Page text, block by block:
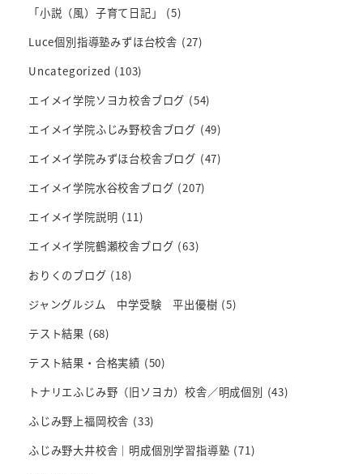
「小説（風）子育て日記」
(5)
Luce個別指導塾みずほ台校舎 (27)
Uncategorized (103)
エイメイ学院ソヨカ校舎ブログ (54)
エイメイ学院ふじみ野校舎ブログ (49)
エイメイ学院みずほ台校舎ブログ (47)
エイメイ学院水谷校舎ブログ (207)
エイメイ学院説明 (11)
エイメイ学院鶴瀬校舎ブログ (63)
おりくのブログ (18)
ジャングルジム 中学受験 平出優樹 (5)
テスト結果 (68)
テスト結果・合格実績 (50)
トナリエふじみ野（旧ソヨカ）校舎／明成個別 (43)
ふじみ野上福岡校舎 (33)
ふじみ野大井校舎｜明成個別学習指導塾 (71)